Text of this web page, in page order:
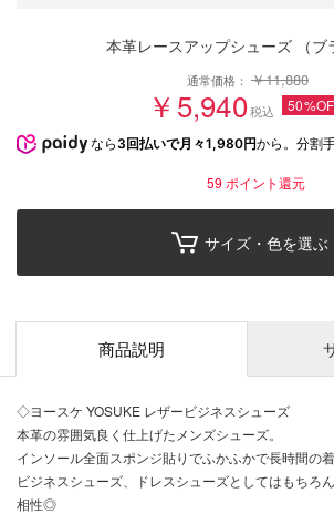
本革レースアップシューズ （ブ
通常価格： ￥11,880
￥5,940税込
なら 3回払いで月々1,980円から。分割
59 ポイント還元
サイズ・色を選ぶ
商品説明
◇ヨースケ YOSUKE レザービジネスシューズ
本革の雰囲気良く仕上げたメンズシューズ。
インソール全面スポンジ貼りでふかふかで長時間の
ビジネスシューズ、ドレスシューズとしてはもちろ
相性◎